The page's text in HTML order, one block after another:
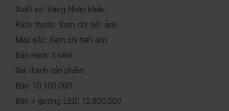
Xuất xứ: Hàng Nhập khẩu
Kích thước: Xem chi tiết ảnh
Màu sắc: Xem chi tiết ảnh
Bảo hành: 3 năm
Giá thành sản phẩm:
Bàn: 10.100.000
Bàn + gương LED: 12.800.000